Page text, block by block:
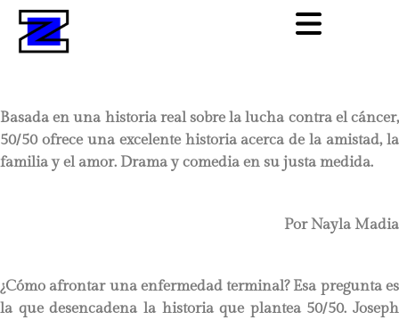
Basada en una historia real sobre la lucha contra el cáncer,
50/50 ofrece una excelente historia acerca de la amistad, la
familia y el amor. Drama y comedia en su justa medida.
Por Nayla Madia
¿Cómo afrontar una enfermedad terminal? Esa pregunta es
la que desencadena la historia que plantea 50/50. Joseph